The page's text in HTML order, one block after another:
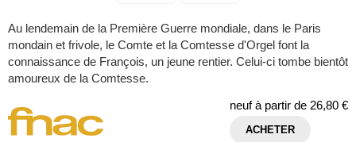
Au lendemain de la Première Guerre mondiale, dans le Paris
mondain et frivole, le Comte et la Comtesse d'Orgel font la
connaissance de François, un jeune rentier. Celui-ci tombe bientôt
amoureux de la Comtesse.
neuf à partir de 26,80 €
ACHETER